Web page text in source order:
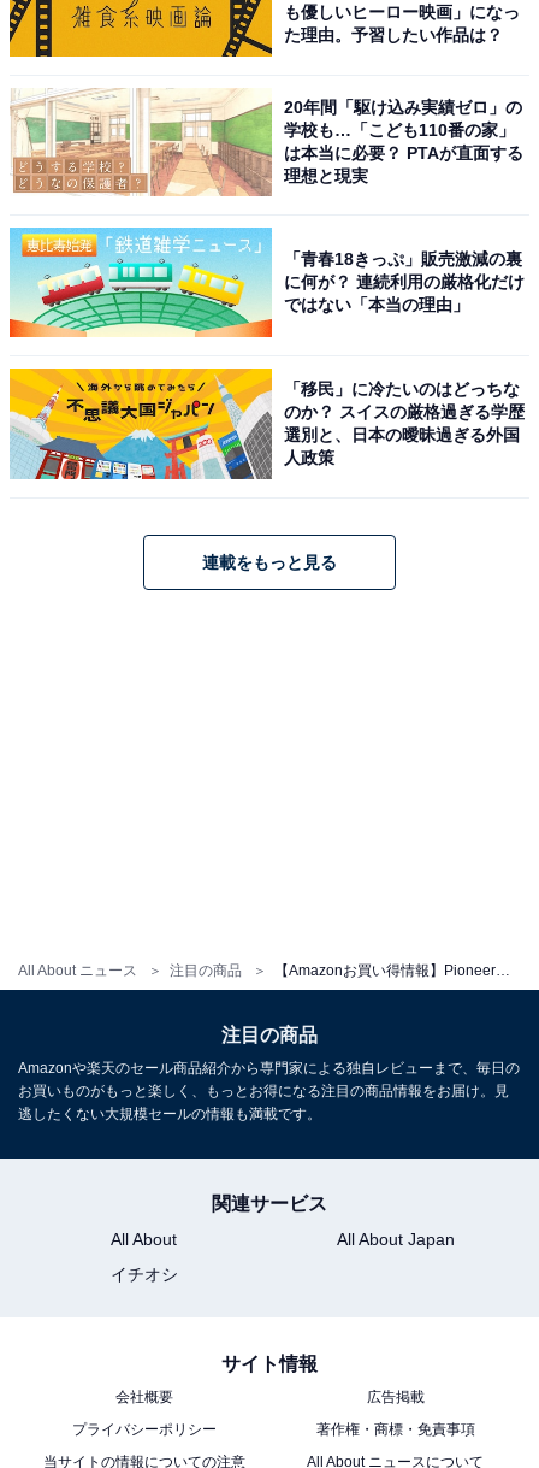
All About ニュース 注目の商品
Pioneer ドライブレコーダー ミラー型 VREC-MS700D 11
STARVIS2(TM)搭載 microSD(32GB)付属 3年保証 カロッ
ツェリア
Amazonで見る
Pioneer「VREC-DZ210D」
Pioneer ドライブレコーダー VREC-DZ810D 前後2カメラ
前830万画素/後200万画素 4K録画 駐車監視対応 STARVIS
搭載 microSD(32GB)付属 3インチ液晶 3年保証 コンパク
ト カロッツェリア
Pioneer「VREC-DH610D-E」
も優しいヒーロー映画」になっ
た理由。予習したい作品は？
20年間「駆け込み実績ゼロ」の
学校も…「こども110番の家」
は本当に必要？ PTAが直面する
理想と現実
「青春18きっぷ」販売激減の裏
に何が？ 連続利用の厳格化だけ
ではない「本当の理由」
「移民」に冷たいのはどっちな
のか？ スイスの厳格過ぎる学歴
選別と、日本の曖昧過ぎる外国
人政策
連載をもっと見る
注目の商品
Amazonや楽天のセール商品紹介から専門家による独自レビューまで、毎日の
お買いものがもっと楽しく、もっとお得になる注目の商品情報をお届け。見
逃したくない大規模セールの情報も満載です。
関連サービス
All About
All About Japan
イチオシ
サイト情報
会社概要
広告掲載
プライバシーポリシー
著作権・商標・免責事項
当サイトの情報についての注意
All About ニュースについて